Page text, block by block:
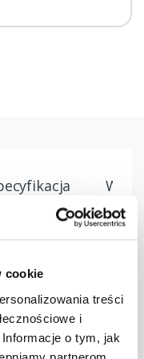
cookie
treści
i
o tym, jak
szt –